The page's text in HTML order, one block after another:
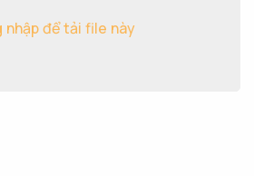
nhập để tải file này